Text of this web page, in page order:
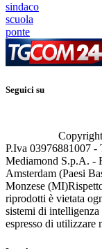
sindaco
scuola
ponte
Seguici su
P.Iva 03976881007
Mediamond S.p.A. -
Amsterdam (Paesi
Monzese (MI)
riprodotti è vietata
sistemi di
espresso di utilizzare